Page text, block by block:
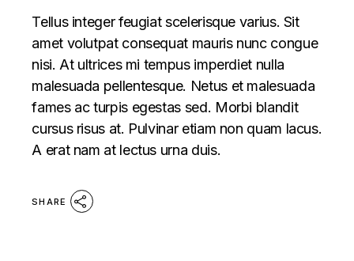
Tellus integer feugiat scelerisque varius. Sit
amet volutpat consequat mauris nunc congue
nisi. At ultrices mi tempus imperdiet nulla
malesuada pellentesque. Netus et malesuada
fames ac turpis egestas sed. Morbi blandit
cursus risus at. Pulvinar etiam non quam lacus.
A erat nam at lectus urna duis.
SHARE